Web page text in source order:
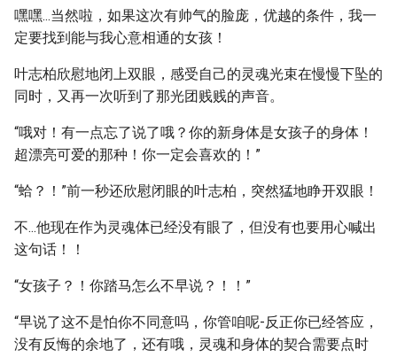
嘿嘿...当然啦，如果这次有帅气的脸庞，优越的条件，我一
定要找到能与我心意相通的女孩！
叶志柏欣慰地闭上双眼，感受自己的灵魂光束在慢慢下坠的
同时，又再一次听到了那光团贱贱的声音。
“哦对！有一点忘了说了哦？你的新身体是女孩子的身体！
超漂亮可爱的那种！你一定会喜欢的！”
“蛤？！”前一秒还欣慰闭眼的叶志柏，突然猛地睁开双眼！
不...他现在作为灵魂体已经没有眼了，但没有也要用心喊出
这句话！！
“女孩子？！你踏马怎么不早说？！！”
“早说了这不是怕你不同意吗，你管咱呢-反正你已经答应，
没有反悔的余地了，还有哦，灵魂和身体的契合需要点时